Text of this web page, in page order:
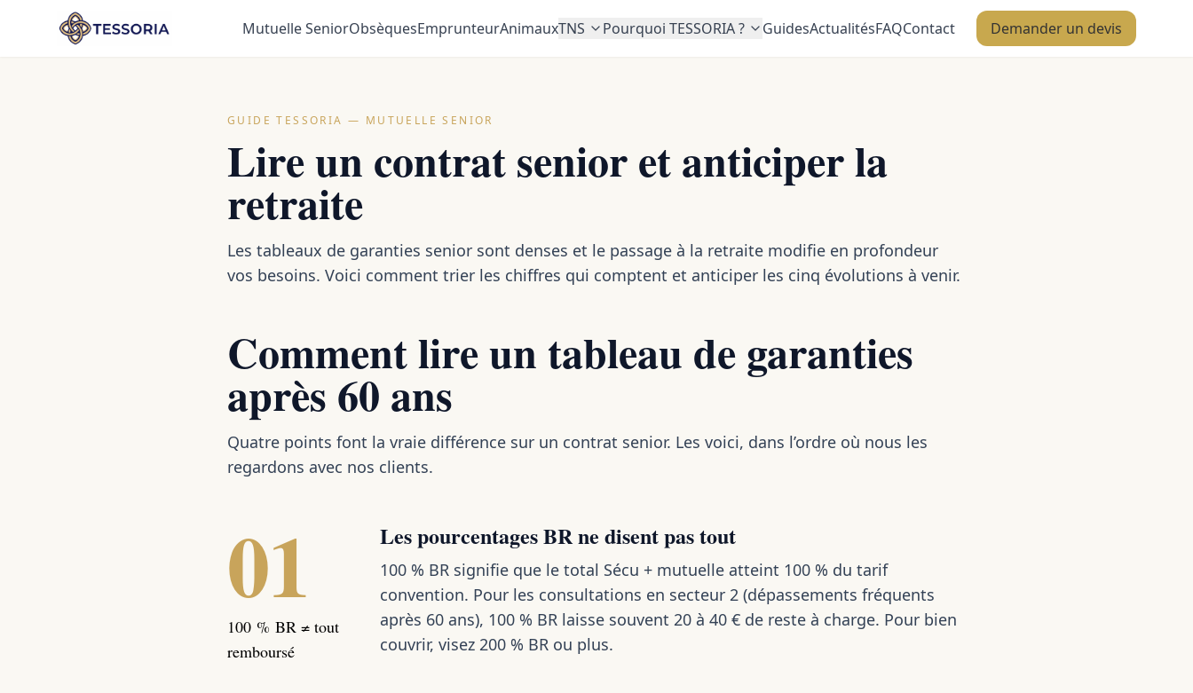
Aller au contenu principal
Mutuelle SeniorObsèquesEmprunteurAnimauxTNS Pourquoi TESSORIA ? GuidesActualitésFAQContact Demander un devis
GUIDE TESSORIA — MUTUELLE SENIOR
Lire un contrat senior et anticiper la
retraite
Les tableaux de garanties senior sont denses et le passage à la retraite modifie en profondeur
vos besoins. Voici comment trier les chiffres qui comptent et anticiper les cinq évolutions à venir.
Comment lire un tableau de garanties
après 60 ans
Quatre points font la vraie différence sur un contrat senior. Les voici, dans l’ordre où nous les
regardons avec nos clients.
01
100 % BR ≠ tout
remboursé
Les pourcentages BR ne disent pas tout
100 % BR signifie que le total Sécu + mutuelle atteint 100 % du tarif
convention. Pour les consultations en secteur 2 (dépassements fréquents
après 60 ans), 100 % BR laisse souvent 20 à 40 € de reste à charge. Pour bien
couvrir, visez 200 % BR ou plus.